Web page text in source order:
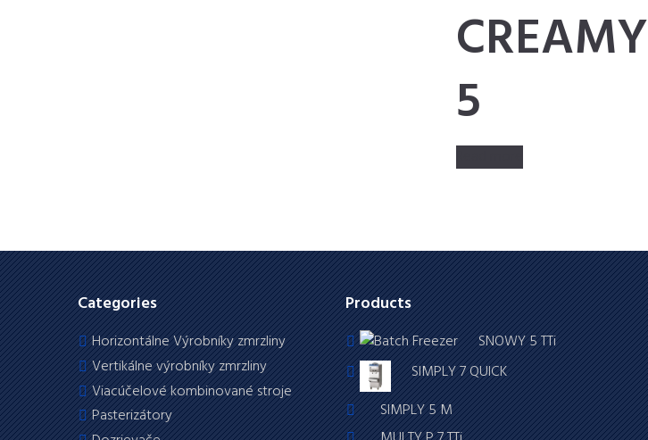
CREAMY
5
Categories
Horizontálne Výrobníky zmrzliny
Vertikálne výrobníky zmrzliny
Viacúčelové kombinované stroje
Pasterizátory
Products
SNOWY 5 TTi
SIMPLY 7 QUICK
SIMPLY 5 M